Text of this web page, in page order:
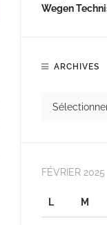
Wegen
ARCHIVES
FÉVRIER 2025
L M